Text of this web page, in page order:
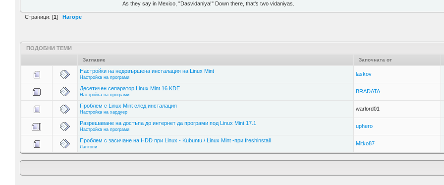
As they say in Mexico, "Dasvidaniya!" Down there, that's two vidaniyas.
Страници: [1] Нагоре
ПОДОБНИ ТЕМИ
Заглавие Започната от
Настройки на недовършена инсталация на Linux Mint
Настройка на програми
laskov
Десетичен сепаратор Linux Mint 16 KDE
Настройка на програми
BRADATA
Проблем с Linux Mint след инсталация
Настройка на хардуер
warlord01
Разрешаване на достъпа до интернет да програми под Linux Mint 17.1
Настройка на програми
uphero
Проблем с засичане на HDD при Linux - Kubuntu / Linux Mint -при freshinstall
Лаптопи
Mitko87